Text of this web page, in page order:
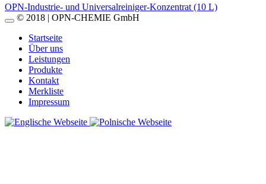
Beitragsnavigation
OPN-Industrie- und Universalreiniger-Konzentrat (10 L)
© 2018 | OPN-CHEMIE GmbH
Startseite
Über uns
Leistungen
Produkte
Kontakt
Merkliste
Impressum